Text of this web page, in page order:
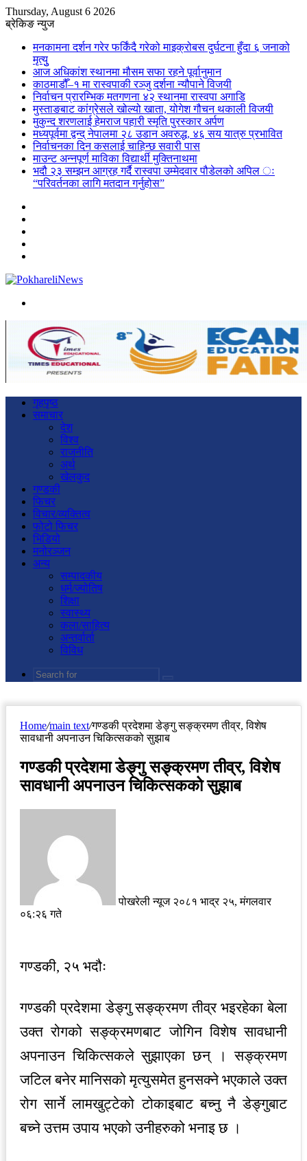
Thursday, August 6 2026
ब्रेकिङ न्युज
मनकामना दर्शन गरेर फर्किंदै गरेको माइक्रोबस दुर्घटना हुँदा ६ जनाको
मृत्युु
आज अधिकांश स्थानमा मौसम सफा रहने पूर्वानुमान
काठमाडौँ–१ मा रास्वपाकी रञ्जु दर्शना न्यौपाने विजयी
निर्वाचन प्रारम्भिक मतगणना ४२ स्थानमा रास्वपा अगाडि
मुस्ताङबाट कांग्रेसले खोल्यो खाता, योगेश गौचन थकाली विजयी
मुकुन्द शरणलाई हेमराज पहारी स्मृति पुरस्कार अर्पण
मध्यपूर्वमा द्वन्द् नेपालमा २८ उडान अवरुद्ध, ४६ सय यात्रु प्रभावित
निर्वाचनका दिन कसलाई चाहिन्छ सवारी पास
माउन्ट अन्नपूर्ण माविका विद्यार्थी मुक्तिनाथमा
भदौ २३ सम्झन आग्रह गर्दै रास्वपा उम्मेदवार पौडेलको अपिल ः
“परिवर्तनका लागि मतदान गर्नुहोस”
गृहपृष्ठ
समाचार
देश
विश्व
राजनीति
अर्थ
खेलकुद
गण्डकी
फिचर
विचार/व्यक्तित्व
फोटो फिचर
भिडियो
मनोरञ्जन
अन्य
सम्पादकीय
धर्म/ज्योतिष
शिक्षा
स्वास्थ्य
कला/साहित्य
अन्तर्वार्ता
विविध
Search
Home/main text/गण्डकी प्रदेशमा डेङ्गु सङ्क्रमण तीव्र, विशेष
सावधानी अपनाउन चिकित्सकको सुझाब
गण्डकी प्रदेशमा डेङ्गु सङ्क्रमण तीव्र, विशेष
सावधानी अपनाउन चिकित्सकको सुझाब
पोखरेली न्यूज २०८१ भाद्र २५, मंगलवार
०६:२६ गते
गण्डकी, २५ भदौः
गण्डकी प्रदेशमा डेङ्गु सङ्क्रमण तीव्र भइरहेका बेला
उक्त रोगको सङ्क्रमणबाट जोगिन विशेष सावधानी
अपनाउन चिकित्सकले सुझाएका छन् । सङ्क्रमण
जटिल बनेर मानिसको मृत्युसमेत हुनसक्ने भएकाले उक्त
रोग सार्ने लामखुट्टेको टोकाइबाट बच्नु नै डेङ्गुबाट
बच्ने उत्तम उपाय भएको उनीहरुको भनाइ छ ।